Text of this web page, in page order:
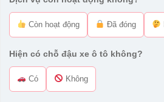
Còn hoạt động Đã đóng
Hiện có chỗ đậu xe ô tô không?
Có Không